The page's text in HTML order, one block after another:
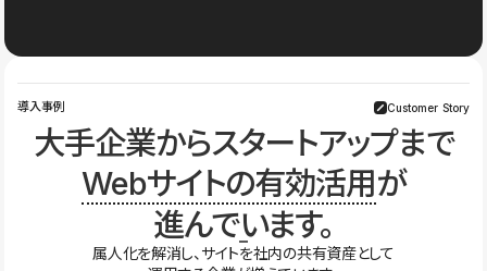
導入事例 Customer Story
大手企業からスタートアップまで
Webサイトの有効活用が
進んでいます。
属人化を解消し、サイトを社内の共有資産として